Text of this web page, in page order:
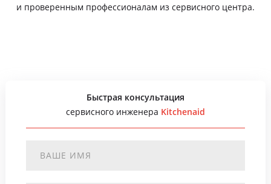
и проверенным профессионалам из сервисного центра.
Быстрая консультация
сервисного инженера Kitchenaid